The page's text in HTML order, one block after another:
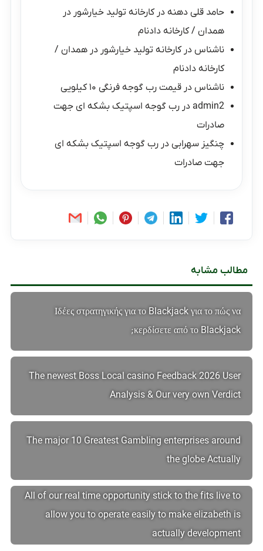
حامد قلی دهنه درکارخانه تولید خیارشور در
همدان / کارخانه دادنام
ناشناس درکارخانه تولید خیارشور در همدان /
کارخانه دادنام
ناشناس درقیمت رب گوجه فرنگی ۱۰ کیلویی
admin2 دررب گوجه اسپتیک بشکه ای جهت
صادرات
چنگیز سهرابی دررب گوجه اسپتیک بشکه ای
جهت صادرات
مطالب مشابه
Ιδέες στρατηγικής για το Blackjack για το πώς να
κερδίσετε από το Blackjack;
The newest Boss Local casino Feedback 2026 User
Analysis & Our very own Verdict
The major 10 Greatest Gambling enterprises around
the globe Actually
All of our real time opportunity stick to the fits live to
allow you to operate easily to make elizabeth is
actually development